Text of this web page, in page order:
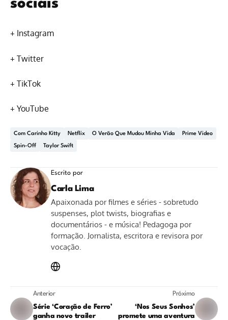
sociais
+ Instagram
+ Twitter
+ TikTok
+ YouTube
Com Carinho Kitty Netflix O Verão Que Mudou Minha Vida Prime Video
Spin-Off Taylor Swift
Escrito por
Carla Lima
Apaixonada por filmes e séries - sobretudo
suspenses, plot twists, biografias e
documentários - e música! Pedagoga por
formação. Jornalista, escritora e revisora por
vocação.
Anterior
Série ‘Coração de Ferro’
ganha novo trailer
Próximo
‘Nos Seus Sonhos’
promete uma aventura